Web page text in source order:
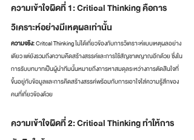
ความเข้าใจผิดที่ 1: Critical Thinking คือการ
วิเคราะห์อย่างมีเหตุผลเท่านั้น
ความจริง: Critcal Thinking ไม่ได้เกี่ยวข้องกับการวิเคราะห์แบบเหตุผลอย่าง
เดียว แต่ยังรวมถึงความคิดสร้างสรรค์และการใช้สัญชาตญาณอีกด้วย ซึ่งใน
การรับบทบาทเป็นผู้นำทีมนั้นหมายถึงการหาสมดุลระหว่างการตัดสินใจที่
ขึ้นอยู่กับข้อมูลและการคิดสร้างสรรค์พร้อมกับการเอาใจใส่ความรู้สึกของ
คนที่เกี่ยวข้องด้วย
ความเข้าใจผิดที่ 2: Critical Thinking ทำให้การ